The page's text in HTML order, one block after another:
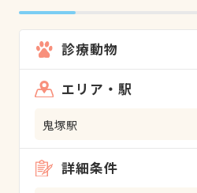
診療動物
エリア・駅
鬼塚駅
詳細条件